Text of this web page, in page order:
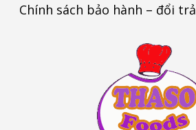
Chính sách bảo hành – đổi trả